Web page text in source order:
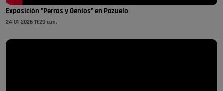
Exposición "Perros y Genios" en Pozuelo
24-01-2026 11:29 a.m.